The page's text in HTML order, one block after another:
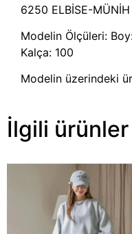
6250 ELBİSE-MÜNİH
Modelin Ölçüleri:
Kalça: 100
Modelin üzerindeki
İlgili ürünler